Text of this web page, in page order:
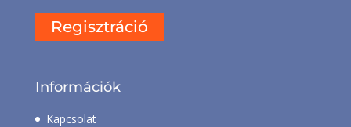
Regisztráció
Információk
Kapcsolat